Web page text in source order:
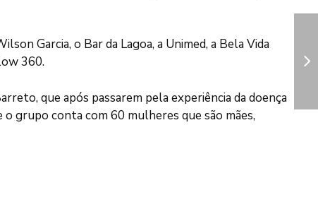
Garcia, o Bar da Lagoa, a Unimed, a Bela Vida
360.
que após passarem pela experiência da doença
grupo conta com 60 mulheres que são mães,